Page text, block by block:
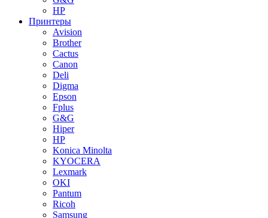
HP
Принтеры
Avision
Brother
Cactus
Canon
Deli
Digma
Epson
Fplus
G&G
Hiper
HP
Konica Minolta
KYOCERA
Lexmark
OKI
Pantum
Ricoh
Samsung